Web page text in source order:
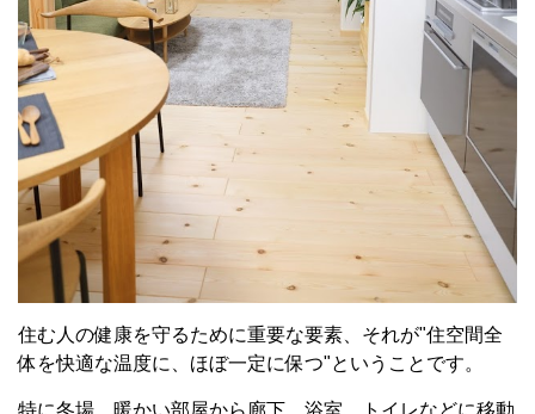
住む人の健康を守るために重要な要素、それが"住空間全
体を快適な温度に、ほぼ一定に保つ"ということです。
特に冬場、暖かい部屋から廊下、浴室、トイレなどに移動